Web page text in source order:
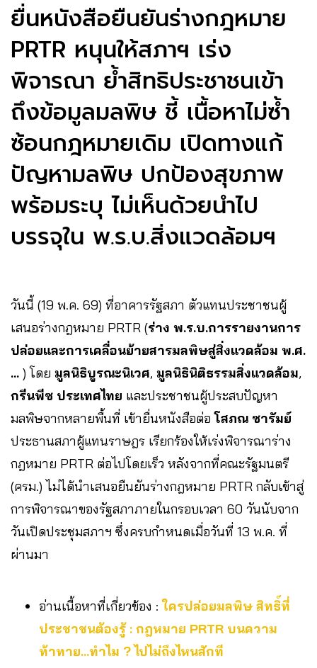
ยื่นหนังสือยืนยันร่างกฎหมาย
PRTR หนุนให้สภาฯ เร่ง
พิจารณา ย้ำสิทธิประชาชนเข้า
ถึงข้อมูลมลพิษ ชี้ เนื้อหาไม่ซ้ำ
ซ้อนกฎหมายเดิม เปิดทางแก้
ปัญหามลพิษ ปกป้องสุขภาพ
พร้อมระบุ ไม่เห็นด้วยนำไป
บรรจุใน พ.ร.บ.สิ่งแวดล้อมฯ
วันนี้ (19 พ.ค. 69) ที่อาคารรัฐสภา ตัวแทนประชาชนผู้
เสนอร่างกฎหมาย PRTR (ร่าง พ.ร.บ.การรายงานการ
ปล่อยและการเคลื่อนย้ายสารมลพิษสู่สิ่งแวดล้อม พ.ศ.
… ) โดย มูลนิธิบูรณะนิเวศ, มูลนิธินิติธรรมสิ่งแวดล้อม,
กรีนพีซ ประเทศไทย และประชาชนผู้ประสบปัญหา
มลพิษจากหลายพื้นที่ เข้ายื่นหนังสือต่อโสภณ ซารัมย์
ประธานสภาผู้แทนราษฎร เรียกร้องให้เร่งพิจารณาร่าง
กฎหมาย PRTR ต่อไปโดยเร็ว หลังจากที่คณะรัฐมนตรี
(ครม.) ไม่ได้นำเสนอยืนยันร่างกฎหมาย PRTR กลับเข้าสู่
การพิจารณาของรัฐสภาภายในกรอบเวลา 60 วันนับจาก
วันเปิดประชุมสภาฯ ซึ่งครบกำหนดเมื่อวันที่ 13 พ.ค. ที่
ผ่านมา
อ่านเนื้อหาที่เกี่ยวข้อง :ใครปล่อยมลพิษ สิทธิ์ที่
ประชาชนต้องรู้ : กฎหมาย PRTR บนความ
ท้าทาย…ทำไม ? ไปไม่ถึงไหนสักที